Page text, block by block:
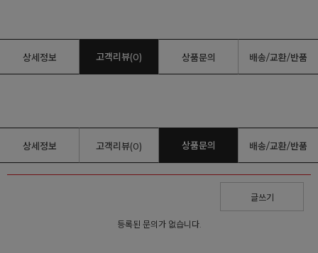
상세정보 고객리뷰(0) 상품문의 배송/교환/반품
상세정보 고객리뷰(0) 상품문의 배송/교환/반품
글쓰기
등록된 문의가 없습니다.